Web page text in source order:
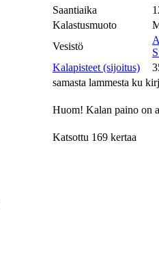
Saantiaika
Kalastusmuoto
Vesistö
Kalapisteet (sijoitus)
samasta lammesta ku
Huom! Kalan paino on
Katsottu 169 kertaa